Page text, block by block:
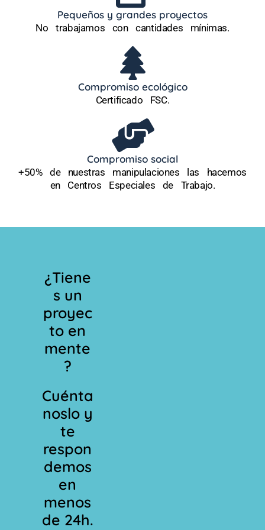
Pequeños y grandes proyectos
No trabajamos con cantidades mínimas.
Compromiso ecológico
Certificado FSC.
Compromiso social
+50% de nuestras manipulaciones las hacemos
en Centros Especiales de Trabajo.
¿Tiene
s un
proyec
to en
mente
?
Cuénta
noslo y
te
respon
demos
en
menos
de 24h.